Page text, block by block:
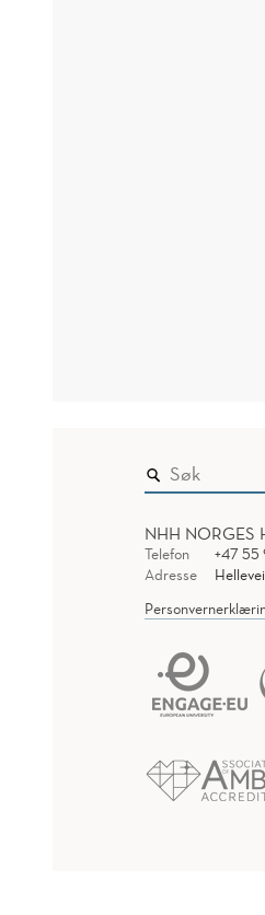
NHH NORGES
Telefon
+47
Adresse